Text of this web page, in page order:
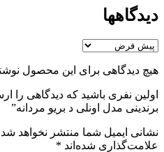
دیدگاهها
هیچ دیدگاهی برای این محصول
اولین نفری باشید که دیدگاهی را
برندینی مدل اونلی د بریو مردانه”
نشانی ایمیل شما منتشر نخواهد
علامت‌گذاری شده‌اند *